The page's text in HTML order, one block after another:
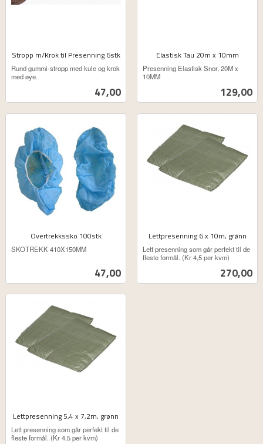
Stropp m/Krok til Presenning 6stk
Pris
47,00
ekskl.
mva.
Rund gummi-stropp med kule og krok
med øye.
Elastisk Tau 20m x 10mm
Pris
129,00
ekskl.
mva.
Presenning Elastisk Snor, 20M x
10MM
Overtrekkssko 100stk
Pris
47,00
ekskl.
SKOTREKK 410X150MM
Lettpresenning 6 x 10m, grønn
Pris
270,00
ekskl.
mva.
Lett presenning som går perfekt til de
fleste formål. (Kr 4,5 per kvm)
Lettpresenning 5,4 x 7,2m, grønn
ekskl.
mva.
Lett presenning som går perfekt til de
fleste formål. (Kr 4,5 per kvm)